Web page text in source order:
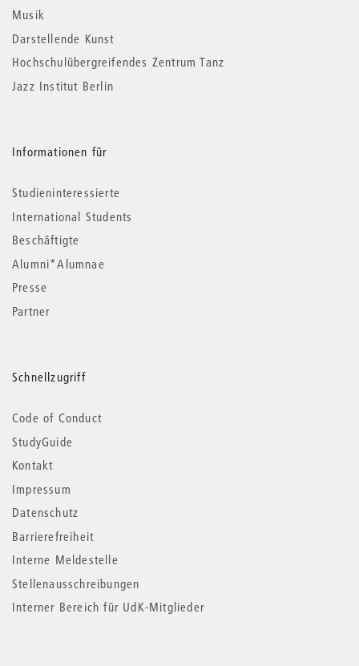
Musik
Darstellende Kunst
Hochschulübergreifendes Zentrum Tanz
Jazz Institut Berlin
Informationen für
Studieninteressierte
International Students
Beschäftigte
Alumni*Alumnae
Presse
Partner
Schnellzugriff
Code of Conduct
StudyGuide
Kontakt
Impressum
Datenschutz
Barrierefreiheit
Interne Meldestelle
Stellenausschreibungen
Interner Bereich für UdK-Mitglieder